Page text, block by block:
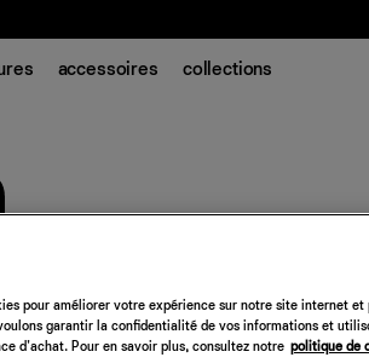
accessoires collections
pour améliorer votre expérience sur notre site internet et
garantir la confidentialité de vos informations et
d'achat. Pour en savoir plus, consultez notre politique de